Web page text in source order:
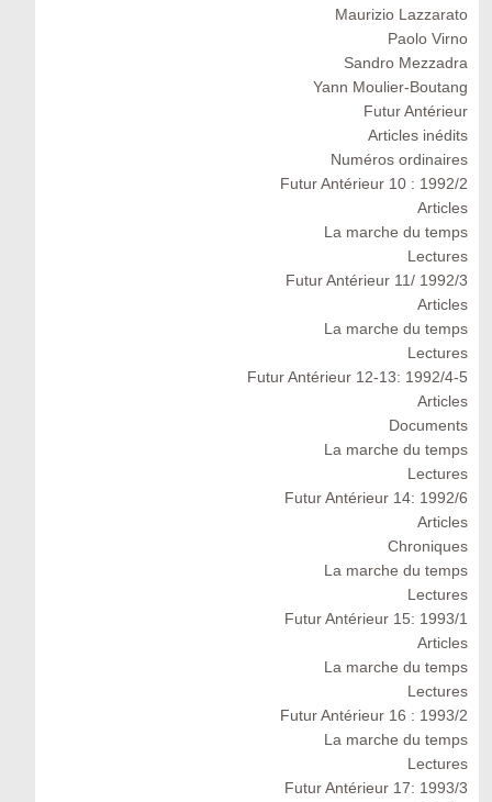
Maurizio Lazzarato
Paolo Virno
Sandro Mezzadra
Yann Moulier-Boutang
Futur Antérieur
Articles inédits
Numéros ordinaires
Futur Antérieur 10 : 1992/2
Articles
La marche du temps
Lectures
Futur Antérieur 11/ 1992/3
Articles
La marche du temps
Lectures
Futur Antérieur 12-13: 1992/4-5
Articles
Documents
La marche du temps
Lectures
Futur Antérieur 14: 1992/6
Articles
Chroniques
La marche du temps
Lectures
Futur Antérieur 15: 1993/1
Articles
La marche du temps
Lectures
Futur Antérieur 16 : 1993/2
La marche du temps
Lectures
Futur Antérieur 17: 1993/3